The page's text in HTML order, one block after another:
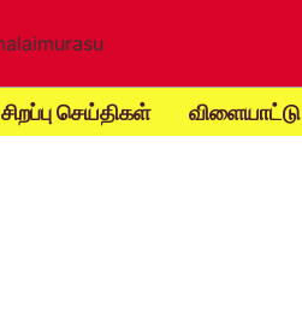
சிறப்பு செய்திகள் விளையாட்டு